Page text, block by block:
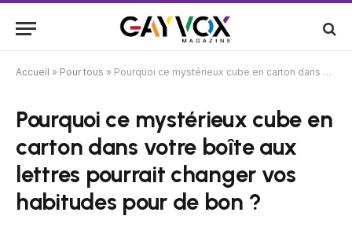
Accueil » Pour tous » Pourquoi ce mystérieux cube en carton dans votre boîte aux lettres pourrait changer vos habitudes pour de bon ?
Pourquoi ce mystérieux cube en
carton dans votre boîte aux
lettres pourrait changer vos
habitudes pour de bon ?